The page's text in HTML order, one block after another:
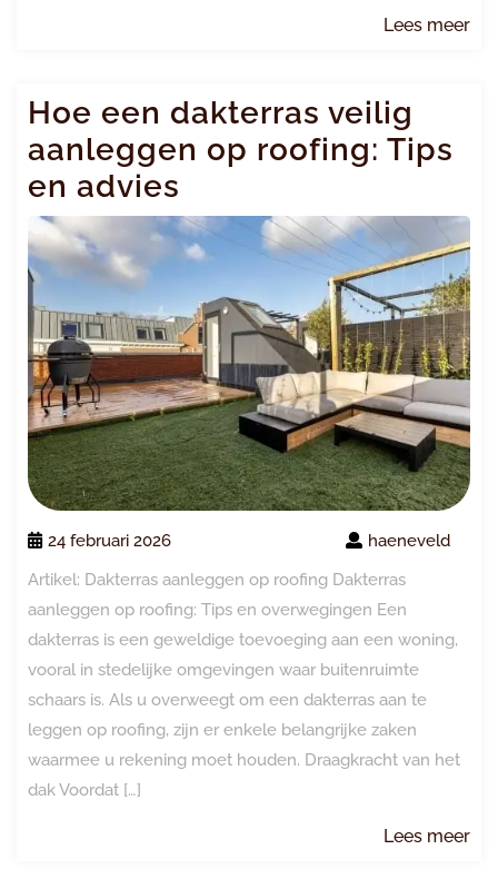
Lees meer
Hoe een dakterras veilig
aanleggen op roofing: Tips
en advies
24 februari 2026
haeneveld
Artikel: Dakterras aanleggen op roofing Dakterras
aanleggen op roofing: Tips en overwegingen Een
dakterras is een geweldige toevoeging aan een woning,
vooral in stedelijke omgevingen waar buitenruimte
schaars is. Als u overweegt om een dakterras aan te
leggen op roofing, zijn er enkele belangrijke zaken
waarmee u rekening moet houden. Draagkracht van het
dak Voordat […]
Lees meer